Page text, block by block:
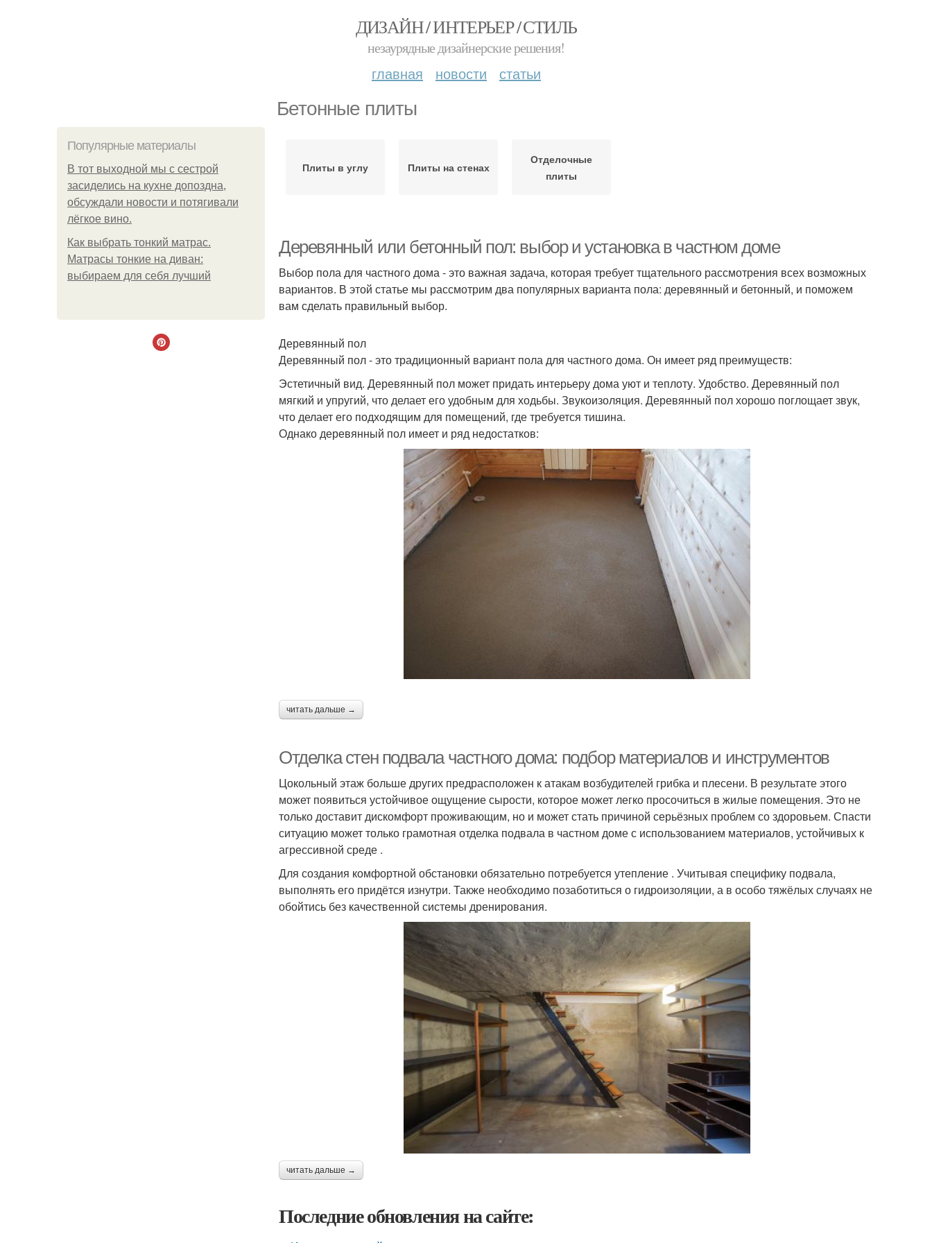
ДИЗАЙН / ИНТЕРЬЕР / СТИЛЬ
незаурядные дизайнерские решения!
главная новости статьи
Бетонные плиты
Популярные материалы
В тот выходной мы с сестрой
засиделись на кухне допоздна,
обсуждали новости и потягивали
лёгкое вино.
Как выбрать тонкий матрас.
Матрасы тонкие на диван:
выбираем для себя лучший
Плиты в углу Плиты на стенах
Отделочные
плиты
Деревянный или бетонный пол: выбор и установка в частном доме
Выбор пола для частного дома - это важная задача, которая требует тщательного рассмотрения всех возможных
вариантов. В этой статье мы рассмотрим два популярных варианта пола: деревянный и бетонный, и поможем
вам сделать правильный выбор.
Деревянный пол
Деревянный пол - это традиционный вариант пола для частного дома. Он имеет ряд преимуществ:
Эстетичный вид. Деревянный пол может придать интерьеру дома уют и теплоту. Удобство. Деревянный пол
мягкий и упругий, что делает его удобным для ходьбы. Звукоизоляция. Деревянный пол хорошо поглощает звук,
что делает его подходящим для помещений, где требуется тишина.
Однако деревянный пол имеет и ряд недостатков:
читать дальше →
Отделка стен подвала частного дома: подбор материалов и инструментов
Цокольный этаж больше других предрасположен к атакам возбудителей грибка и плесени. В результате этого
может появиться устойчивое ощущение сырости, которое может легко просочиться в жилые помещения. Это не
только доставит дискомфорт проживающим, но и может стать причиной серьёзных проблем со здоровьем. Спасти
ситуацию может только грамотная отделка подвала в частном доме с использованием материалов, устойчивых к
агрессивной среде .
Для создания комфортной обстановки обязательно потребуется утепление . Учитывая специфику подвала,
выполнять его придётся изнутри. Также необходимо позаботиться о гидроизоляции, а в особо тяжёлых случаях не
обойтись без качественной системы дренирования.
читать дальше →
Последние обновления на сайте: